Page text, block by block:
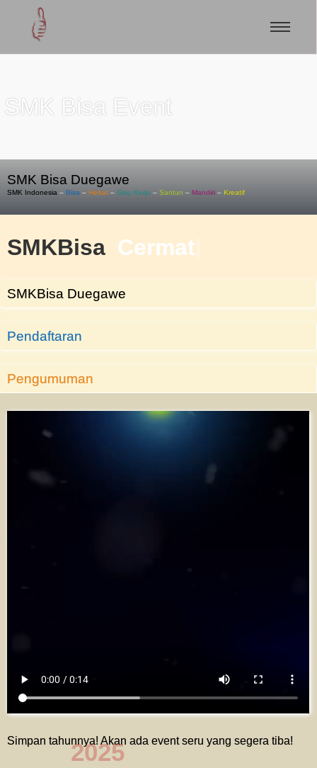
SMK Bisa Event
SMK Bisa Duegawe
SMK Indonesia – Bisa – Hebat – Siap Kerja – Santun – Mandiri – Kreatif
SMKBisa Cermat
SMKBisa Duegawe
Pendaftaran
Pengumuman
Simpan tahunnya! Akan ada event seru yang segera tiba!
2025